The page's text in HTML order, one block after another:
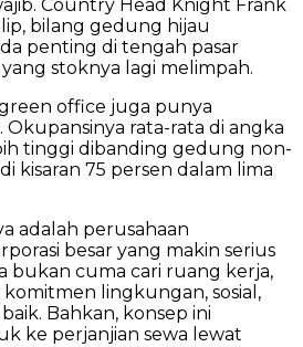
Country Head Knight Frank
bilang gedung hijau
penting di tengah pasar
stoknya lagi melimpah.
office juga punya
rata-rata di angka
tinggi dibanding gedung non-
kisaran 75 persen dalam lima
adalah perusahaan
besar yang makin serius
bukan cuma cari ruang kerja,
lingkungan, sosial,
Bahkan, konsep ini
ke perjanjian sewa lewat